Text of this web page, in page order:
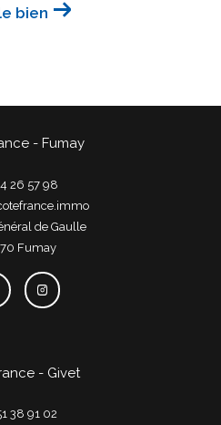
bien
- Fumay
26 57 98
de Gaulle
fumay
- Givet
38 91 02